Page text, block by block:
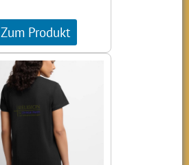
Zum Produkt